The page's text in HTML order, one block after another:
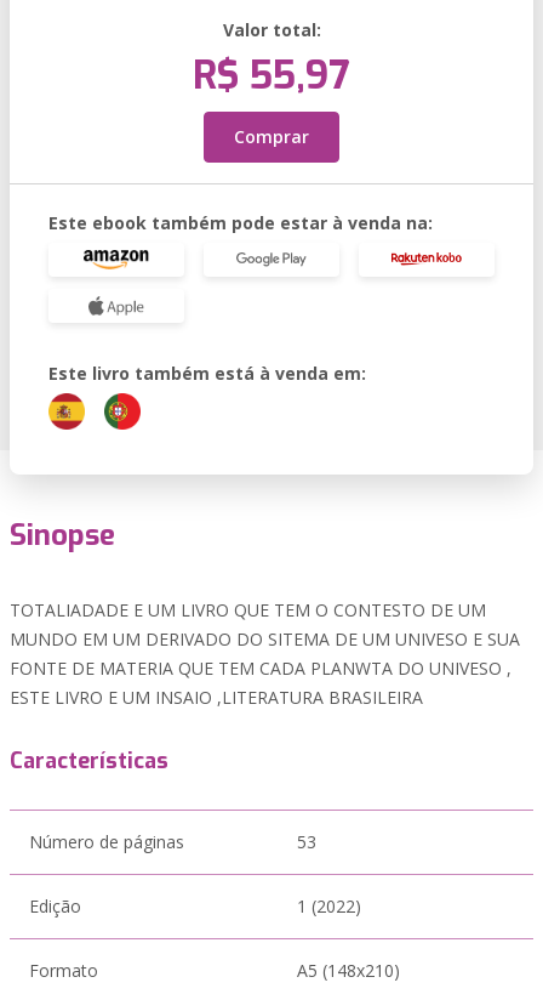
Valor total:
R$ 55,97
Comprar
Este ebook também pode estar à venda na:
Este livro também está à venda em:
Sinopse
TOTALIADADE E UM LIVRO QUE TEM O CONTESTO DE UM
MUNDO EM UM DERIVADO DO SITEMA DE UM UNIVESO E SUA
FONTE DE MATERIA QUE TEM CADA PLANWTA DO UNIVESO ,
ESTE LIVRO E UM INSAIO ,LITERATURA BRASILEIRA
Características
Número de páginas 53
Edição 1 (2022)
Formato A5 (148x210)